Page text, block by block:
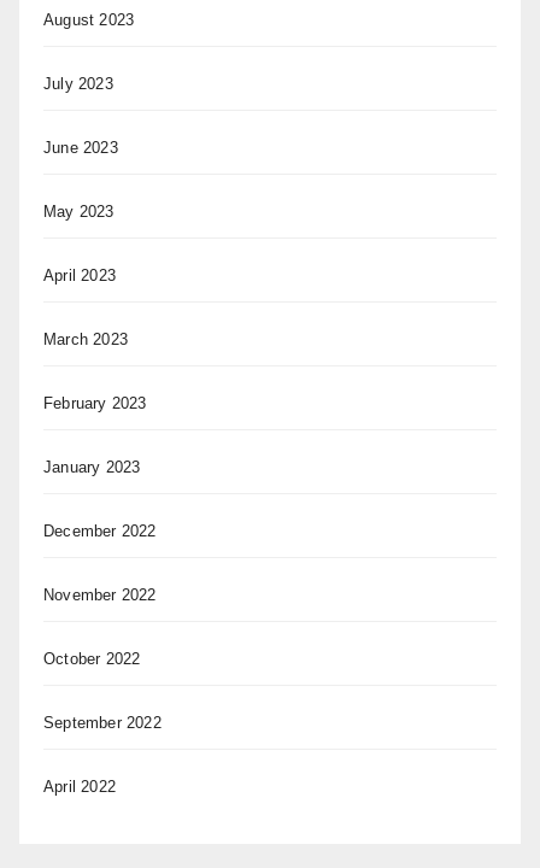
August 2023
July 2023
June 2023
May 2023
April 2023
March 2023
February 2023
January 2023
December 2022
November 2022
October 2022
September 2022
April 2022